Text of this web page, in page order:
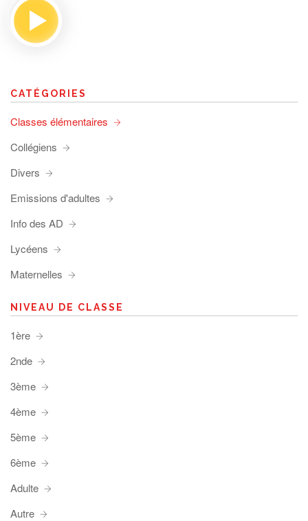
CATÉGORIES
Classes élémentaires
Collégiens
Divers
Emissions d'adultes
Info des AD
Lycéens
Maternelles
NIVEAU DE CLASSE
1ère
2nde
3ème
4ème
5ème
6ème
Adulte
Autre